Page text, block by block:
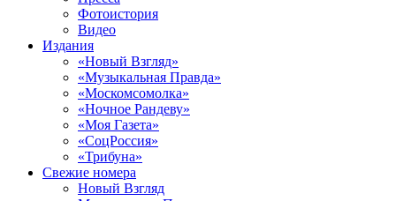
Фотоистория
Видео
Издания
«Новый Взгляд»
«Музыкальная Правда»
«Москомсомолка»
«Ночное Рандеву»
«Моя Газета»
«СоцРоссия»
«Трибуна»
Свежие номера
Новый Взгляд